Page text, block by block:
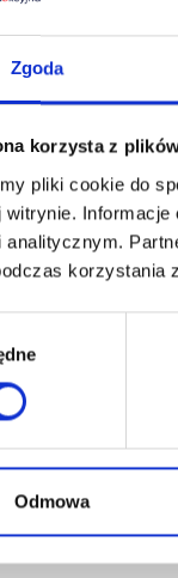
Zgoda
korzysta z
pliki cookie do
witrynie. Informacje
analitycznym.
korzystania
Odmowa
2 Na